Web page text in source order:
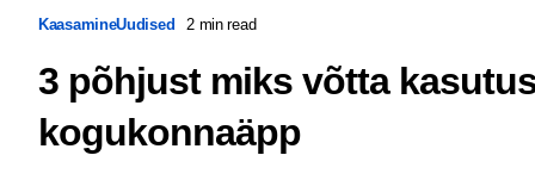
KaasamineUudised 2 min read
3 põhjust miks võtta
kogukonnaäpp